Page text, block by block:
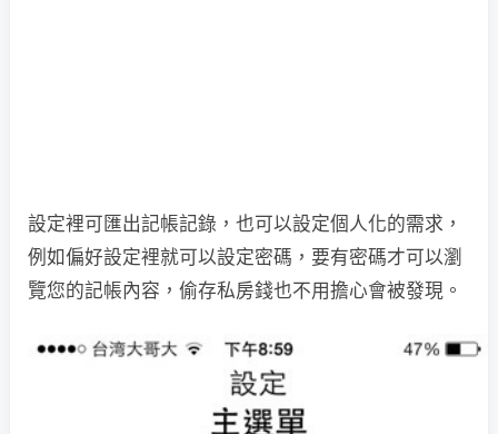
設定裡可匯出記帳記錄，也可以設定個人化的需求，
例如偏好設定裡就可以設定密碼，要有密碼才可以瀏
覽您的記帳內容，偷存私房錢也不用擔心會被發現。